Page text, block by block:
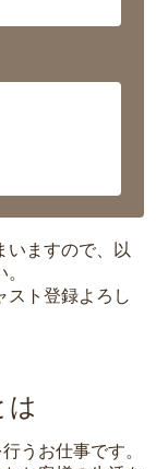
いますので、以
スト登録よろし
は
行うお仕事です。